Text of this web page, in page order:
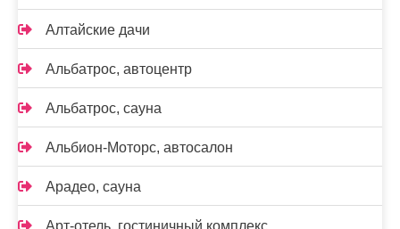
Алтайские дачи
Альбатрос, автоцентр
Альбатрос, сауна
Альбион-Моторс, автосалон
Арадео, сауна
Арт-отель, гостиничный комплекс